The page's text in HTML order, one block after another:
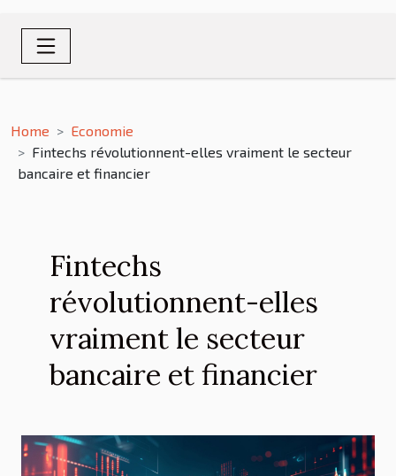
Home
Economie
Fintechs révolutionnent-elles vraiment le secteur
bancaire et financier
Fintechs
révolutionnent-elles
vraiment le secteur
bancaire et financier